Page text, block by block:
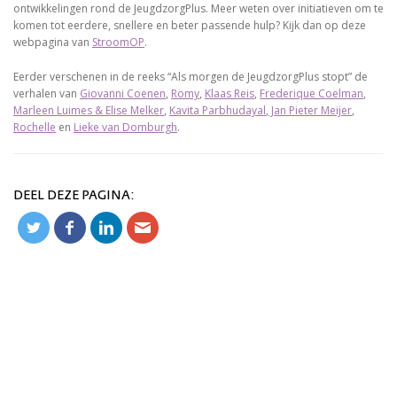
ontwikkelingen rond de JeugdzorgPlus. Meer weten over initiatieven om te
komen tot eerdere, snellere en beter passende hulp? Kijk dan op deze
webpagina van StroomOP.
Eerder verschenen in de reeks “Als morgen de JeugdzorgPlus stopt” de
verhalen van Giovanni Coenen, Romy, Klaas Reis, Frederique Coelman,
Marleen Luimes & Elise Melker, Kavita Parbhudayal, Jan Pieter Meijer,
Rochelle en Lieke van Domburgh.
DEEL DEZE PAGINA: